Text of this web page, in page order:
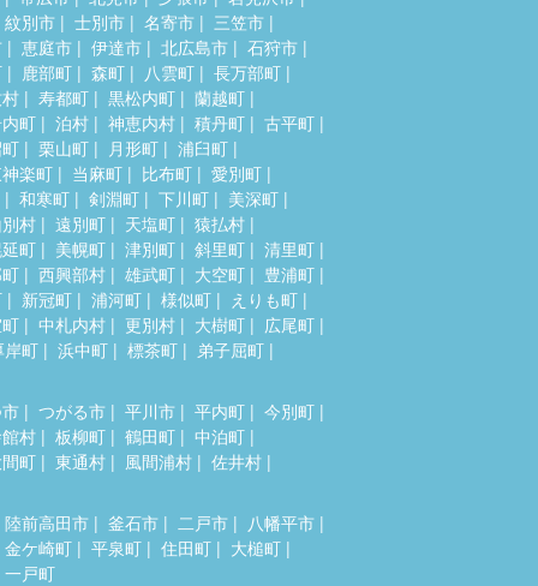
紋別市
士別市 名寄市
三笠市
恵庭市 伊達市 北広島市
石狩市
鹿部町 森町 八雲町
長万部町
寿都町 黒松内町
蘭越町
町
泊村 神恵内村 積丹町
古平町
栗山町 月形町
浦臼町
楽町
当麻町 比布町
愛別町
和寒町
剣淵町 下川町
美深町
村
遠別町 天塩町
猿払村
町
美幌町 津別町 斜里町
清里町
西興部村 雄武町 大空町
豊浦町
新冠町 浦河町 様似町
えりも町
中札内村 更別村 大樹町
広尾町
岸町
浜中町 標茶町 弟子屈町
つがる市 平川市 平内町
今別町
村
板柳町 鶴田町
中泊町
町
東通村 風間浦村 佐井村
陸前高田市 釜石市 二戸市
八幡平市
金ケ崎町
平泉町 住田町
大槌町
一戸町